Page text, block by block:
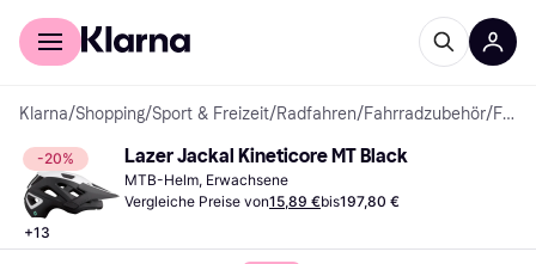
Für Shopper
Klarna/Shopping/Sport & Freizeit/Radfahren/Fahrradzubehör/ Fahrradhelme
-20%
+13
Lazer Jackal Kineticore MT Black
MTB-Helm, Erwachsene
Vergleiche Preise von15,89 €bis197,80 €